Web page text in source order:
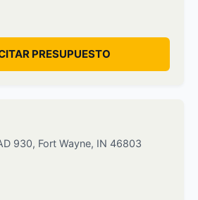
PRESUPUESTO
930, Fort Wayne, IN 46803